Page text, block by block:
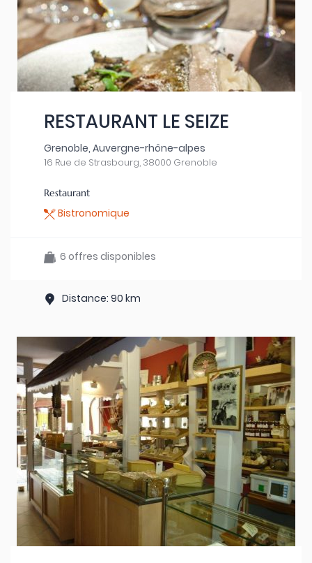
RESTAURANT LE SEIZE
Grenoble, Auvergne-rhône-alpes
16 Rue de Strasbourg, 38000 Grenoble
Restaurant
Bistronomique
6 offres disponibles
Distance: 90 km